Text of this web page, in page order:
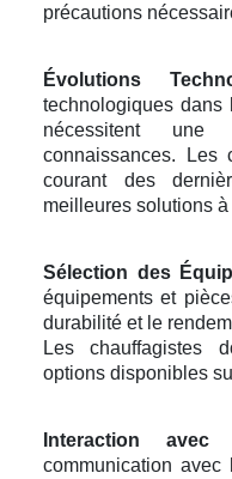
précautions
Évolutions
technologiques
nécessitent une
connaissances. Les
courant des
meilleures solutions
Sélection des
équipements et
durabilité et le
Les chauffagistes
options disponibles
Interaction
communication